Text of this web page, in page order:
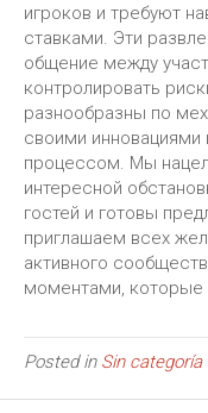
игроков и требуют
ставками. Эти
общение между
контролировать
разнообразны по
своими
процессом. Мы
интересной
гостей и готовы
приглашаем всех
активного
моментами, которые
Posted in Sin categoría